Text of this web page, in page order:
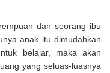
dan seorang ibu
anak itu dimudahkan
belajar, maka akan
yang seluas-luasnya